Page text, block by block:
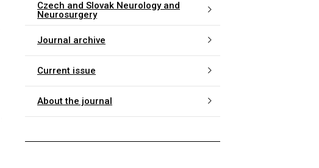
Czech and Slovak Neurology and
Neurosurgery
Journal archive
Current issue
About the journal